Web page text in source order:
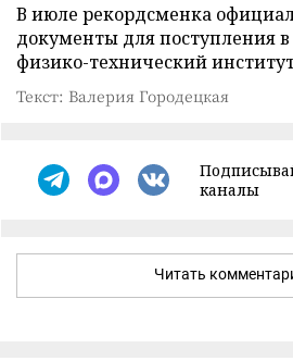
В июле рекордсменка
документы для поступления
физико-технический
Текст: Валерия Городецкая
каналы
Читать